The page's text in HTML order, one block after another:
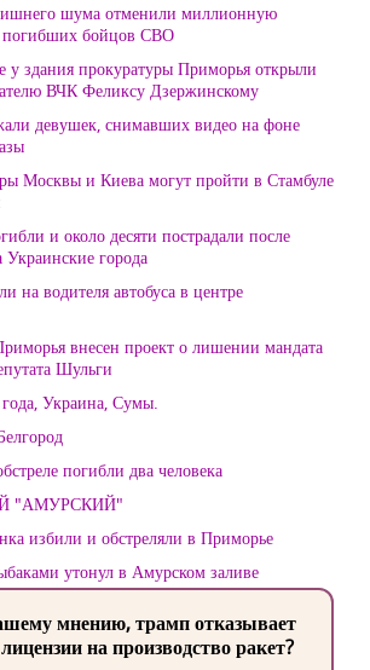
шума отменили миллионную
погибших бойцов СВО
у здания прокуратуры Приморья открыли
ВЧК Феликсу Дзержинскому
девушек, снимавших видео на фоне
Москвы и Киева могут пройти в Стамбуле
и около десяти пострадали после
города
на водителя автобуса в центре
внесен проект о лишении мандата
Шульги
Украина, Сумы.
погибли два человека
"АМУРСКИЙ"
избили и обстреляли в Приморье
утонул в Амурском заливе
мнению, трамп отказывает
на производство ракет?